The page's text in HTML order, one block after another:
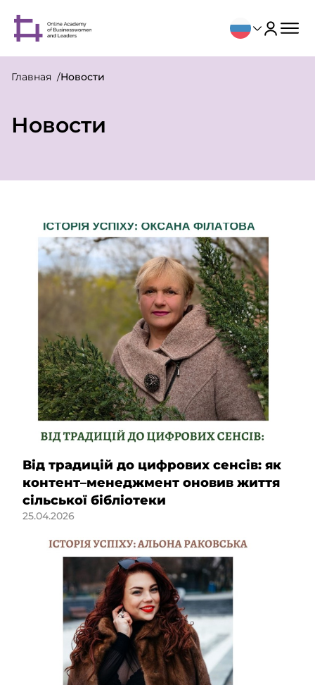
Главная Новости
Новости
Від традицій до цифрових сенсів: як
контент–менеджмент оновив життя
сільської бібліотеки
25.04.2026